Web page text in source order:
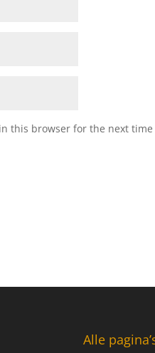
this browser for the next
Alle